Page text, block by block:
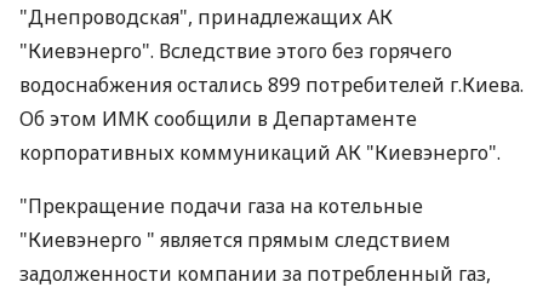
"Днепроводская", принадлежащих АК
"Киевэнерго". Вследствие этого без горячего
водоснабжения остались 899 потребителей г.Киева.
Об этом ИМК сообщили в Департаменте
корпоративных коммуникаций АК "Киевэнерго".
"Прекращение подачи газа на котельные
"Киевэнерго " является прямым следствием
задолженности компании за потребленный газ,